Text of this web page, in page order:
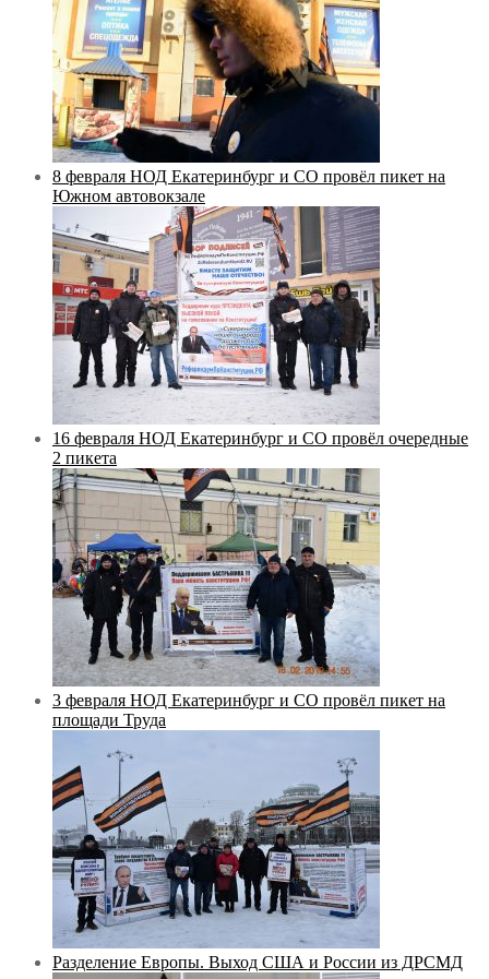
8 февраля НОД Екатеринбург и СО провёл пикет на
Южном автовокзале
16 февраля НОД Екатеринбург и СО провёл очередные
2 пикета
3 февраля НОД Екатеринбург и СО провёл пикет на
площади Труда
Разделение Европы. Выход США и России из ДРСМД